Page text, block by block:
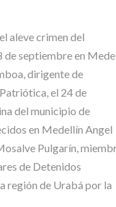
aleve crimen del
septiembre en
dirigente de
el 24 de
del municipio de
en Medellín Angel
Pulgarín,
de Detenidos
región de Urabá por la